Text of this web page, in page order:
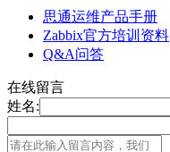
思通运维产品手册
Zabbix官方培训资料
Q&A问答
在线留言
姓名: